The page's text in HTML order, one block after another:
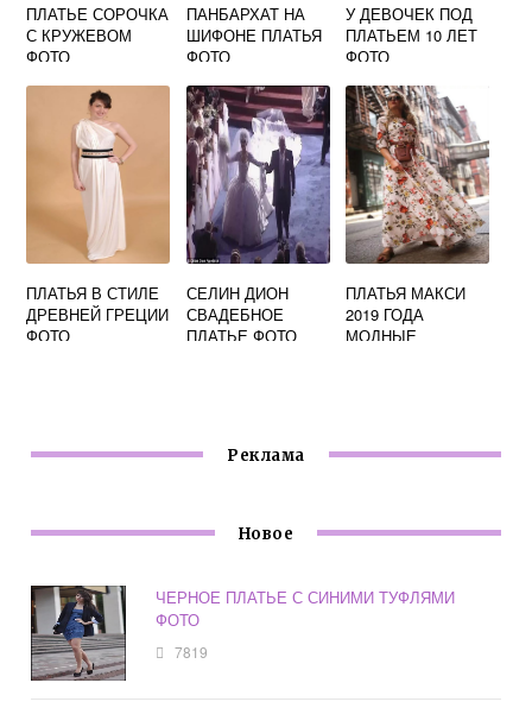
ПЛАТЬЕ СОРОЧКА
С КРУЖЕВОМ
ФОТО
ПАНБАРХАТ НА
ШИФОНЕ ПЛАТЬЯ
ФОТО
У ДЕВОЧЕК ПОД
ПЛАТЬЕМ 10 ЛЕТ
ФОТО
ПЛАТЬЯ В СТИЛЕ
ДРЕВНЕЙ ГРЕЦИИ
ФОТО
СЕЛИН ДИОН
СВАДЕБНОЕ
ПЛАТЬЕ ФОТО
ПЛАТЬЯ МАКСИ
2019 ГОДА
МОДНЫЕ
Реклама
Новое
ЧЕРНОЕ ПЛАТЬЕ С СИНИМИ ТУФЛЯМИ
ФОТО
7819